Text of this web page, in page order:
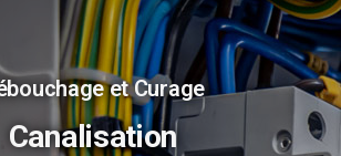
et Curage
Canalisation